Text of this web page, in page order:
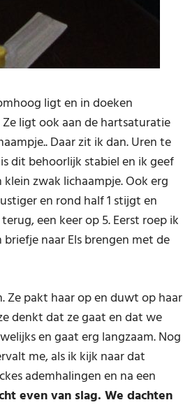
ligt en in doeken
Ze ligt ook aan de hartsaturatie
Daar zit ik dan. Uren te
dit behoorlijk stabiel en ik geef
zwak lichaampje. Ook erg
en rond half 1 stijgt en
een keer op 5. Eerst roep ik
naar Els brengen met de
Ze pakt haar op en duwt op haar
denkt dat ze gaat en dat we
en gaat erg langzaam. Nog
me, als ik kijk naar dat
ademhalingen en na een
even van slag. We dachten